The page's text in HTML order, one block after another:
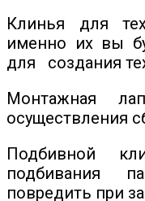
Клинья для
именно их вы
для создания
Монтажная
осуществления
Подбивной
подбивания
повредить при